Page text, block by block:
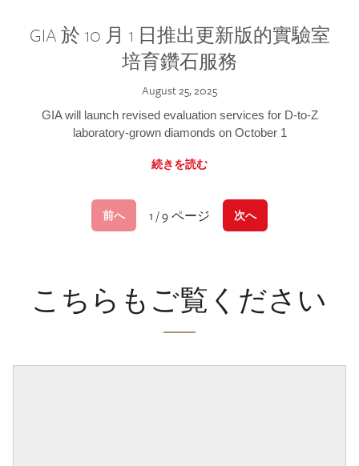
GIA 於 10 月 1 日推出更新版的實驗室
培育鑽石服務
August 25, 2025
GIA will launch revised evaluation services for D-to-Z
laboratory-grown diamonds on October 1
続きを読む
前へ 1 / 9 ページ 次へ
こちらもご覧ください